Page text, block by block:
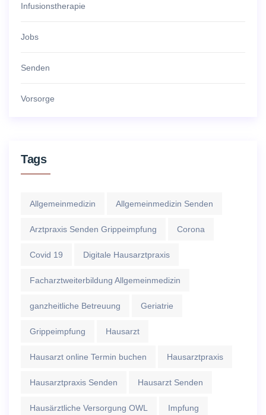
Infusionstherapie
Jobs
Senden
Vorsorge
Tags
Allgemeinmedizin Allgemeinmedizin Senden
Arztpraxis Senden Grippeimpfung Corona
Covid 19 Digitale Hausarztpraxis
Facharztweiterbildung Allgemeinmedizin
ganzheitliche Betreuung Geriatrie
Grippeimpfung Hausarzt
Hausarzt online Termin buchen Hausarztpraxis
Hausarztpraxis Senden Hausarzt Senden
Hausärztliche Versorgung OWL Impfung